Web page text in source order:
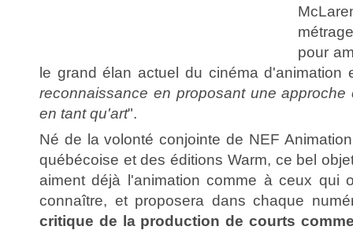
pour
le grand élan actuel du cinéma d'animation
reconnaissance en proposant une approche
en tant qu'art".
Né de la volonté conjointe de NEF
québécoise et des éditions Warm, ce bel
aiment déjà l'animation comme à ceux qui
connaître, et proposera dans chaque
critique de la production de courts